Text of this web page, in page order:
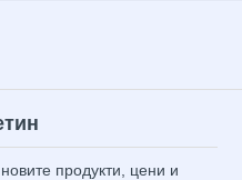
продукти, цени и